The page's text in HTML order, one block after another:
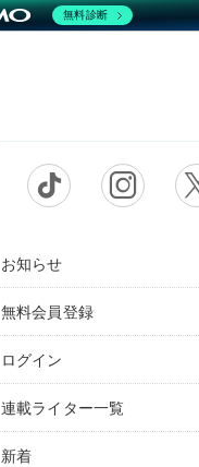
お知らせ
無料会員登録
ログイン
連載ライター一覧
新着
無料診断